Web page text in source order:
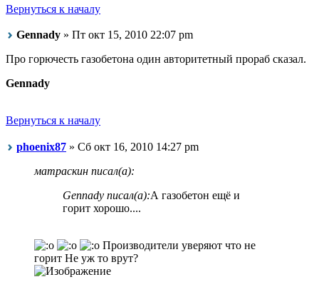
Вернуться к началу
Gennady » Пт окт 15, 2010 22:07 pm
Про горючесть газобетона один авторитетный прораб сказал.
Gennady
Вернуться к началу
phoenix87 » Сб окт 16, 2010 14:27 pm
матраскин писал(а):
Gennady писал(а):А газобетон ещё и
горит хорошо....
Производители уверяют что не
горит Не уж то врут?